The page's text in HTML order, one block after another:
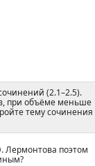
(2.1–2.5).
при объёме меньше
тему сочинения
Лермонтова поэтом